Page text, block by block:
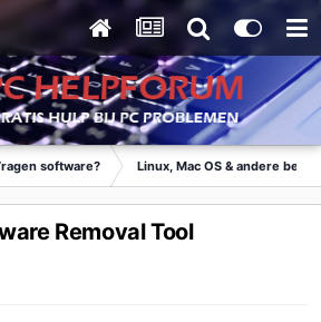
software? Linux, Mac OS & andere
Removal Tool